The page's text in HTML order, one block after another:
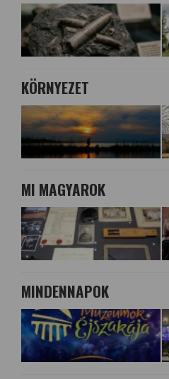
KÖRNYEZET
MI MAGYAROK
MINDENNAPOK